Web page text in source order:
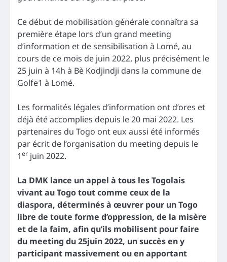
Ce début de mobilisation générale connaîtra sa
première étape lors d’un grand meeting
d’information et de sensibilisation à Lomé, au
cours de ce mois de juin 2022, plus précisément le
25 juin à 14h à Bè Kodjindji dans la commune de
Golfe1 à Lomé.
Les formalités légales d’information ont d’ores et
déjà été accomplies depuis le 20 mai 2022. Les
partenaires du Togo ont eux aussi été informés
par écrit de l’organisation du meeting depuis le
1er juin 2022.
La DMK lance un appel à tous les Togolais
vivant au Togo tout comme ceux de la
diaspora, déterminés à œuvrer pour un Togo
libre de toute forme d’oppression, de la misère
et de la faim, afin qu’ils mobilisent pour faire
du meeting du 25juin 2022, un succès en y
participant massivement ou en apportant